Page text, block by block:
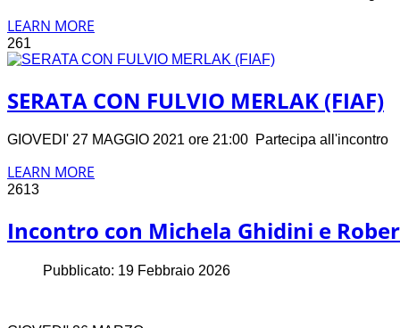
LEARN MORE
261
SERATA CON FULVIO MERLAK (FIAF)
GIOVEDI' 27 MAGGIO 2021 ore 21:00 Partecipa all'incontro
LEARN MORE
2613
Incontro con Michela Ghidini e
Pubblicato: 19 Febbraio 2026